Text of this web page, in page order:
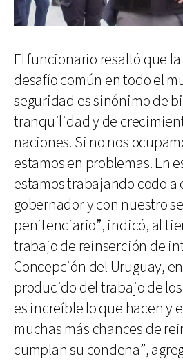
El funcionario resaltó que
desafío común en todo el
seguridad es sinónimo de
tranquilidad y de
naciones. Si no nos
estamos en problemas. En
estamos trabajando codo a
gobernador y con nuestro
penitenciario”, indicó, al
trabajo de reinserción de
Concepción del Uruguay,
producido del trabajo de
es increíble lo que hacen y
muchas más chances de
cumplan su condena”,